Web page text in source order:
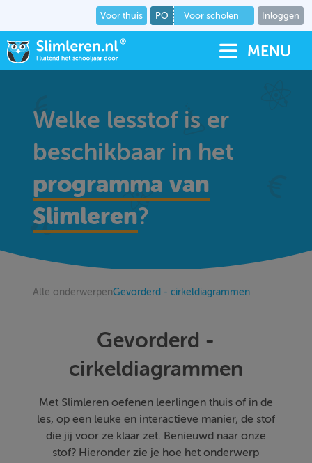
Voor thuis PO Voor scholen Inloggen
MENU
Welke lesstof is er
beschikbaar in het
programma van
Slimleren?
Alle onderwerpenGevorderd - cirkeldiagrammen
Gevorderd -
cirkeldiagrammen
Met Slimleren oefenen leerlingen thuis of in de
les, op een leuke en interactieve manier, de stof
die jij voor ze klaar zet. Benieuwd naar onze
stof? Hieronder zie je hoe het onderwerp